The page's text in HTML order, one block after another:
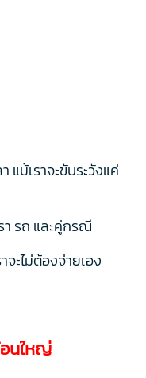
ม้เราจะขับระวังแค่
า รถ และคู่กรณี
จะไม่ต้องจ่ายเอง
นใหญ่